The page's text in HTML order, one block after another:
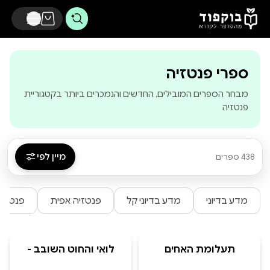
דלג לתוכן הראשי
ספרי פנטזיה
מבחר הספרים המובילים, החדשים והנמכרים ביותר בקטגוריית
פנטזיה
438 ספרים מיין לפי
מדע בדיוני מדע בדיוני קל פנטזיה אפית
תעלומת האחים
לואי והחוט השובב -